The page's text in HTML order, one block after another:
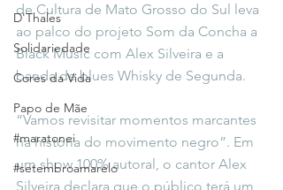
D'Thales
Solidariedade
Cores da Vida
Papo de Mãe
#maratonei
#setembroamarelo
de Cultura de Mato Grosso do Sul leva
ao palco do projeto Som da Concha a
Black Music com Alex Silveira e a
banda de blues Whisky de Segunda.
“Vamos revisitar momentos marcantes
na história do movimento negro”. Em
um show 100% autoral, o cantor Alex
Silveira declara que o público terá um